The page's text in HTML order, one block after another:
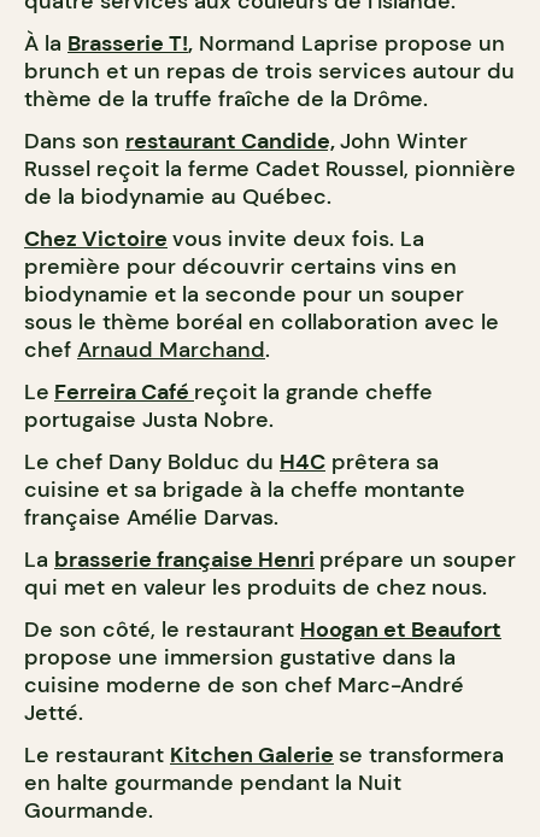
À la Brasserie T!, Normand Laprise propose un
brunch et un repas de trois services autour du
thème de la truffe fraîche de la Drôme.
Dans son restaurant Candide,John Winter
Russel reçoit la ferme Cadet Roussel, pionnière
de la biodynamie au Québec.
Chez Victoire vous invite deux fois. La
première pour découvrir certains vins en
biodynamie et la seconde pour un souper
sous le thème boréal en collaboration avec le
chef Arnaud Marchand.
Le Ferreira Café reçoit la grande cheffe
portugaise Justa Nobre.
Le chef Dany Bolduc du H4C prêtera sa
cuisine et sa brigade à la cheffe montante
française Amélie Darvas.
La brasserie française Henri prépare un souper
qui met en valeur les produits de chez nous.
De son côté, le restaurant Hoogan et Beaufort
propose une immersion gustative dans la
cuisine moderne de son chef Marc-André
Jetté.
Le restaurant Kitchen Galerie se transformera
en halte gourmande pendant la Nuit
Gourmande.